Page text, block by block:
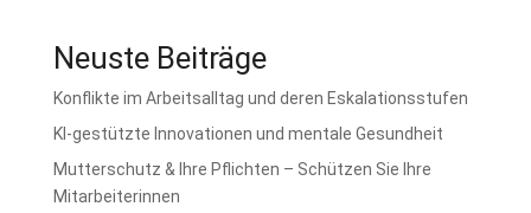
Neuste Beiträge
Konflikte im Arbeitsalltag und deren Eskalationsstufen
KI-gestützte Innovationen und mentale Gesundheit
Mutterschutz & Ihre Pflichten – Schützen Sie Ihre
Mitarbeiterinnen